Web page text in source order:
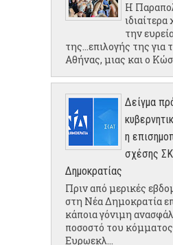
Η
την
της...επιλογής της για
Αθήνας, μιας και ο
Δείγμα
η
σχέσης
Δημοκρατίας
Πριν από μερικές
στη Νέα Δημοκρατία
κάποια γόνιμη
ποσοστό του κόμματος
Ευρωεκλ...